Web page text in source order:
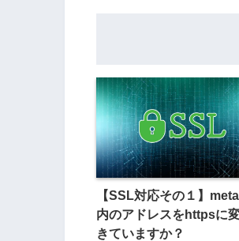
【SSL対応その１】
内のアドレスをhttpsに
きていますか？